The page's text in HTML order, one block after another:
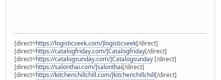
[direct=https://logisticseek.com/]logisticseek[/direct]
[direct=https://catalogfriday.com/]Catalogfriday[/direct]
[direct=https://catalogsunday.com/]Catalogsunday [/direct]
[direct=https://salonthai.com/]salonthai[/direct]
[direct=https://kitchenchillchill.com/]kitchenchillchill[/direct]